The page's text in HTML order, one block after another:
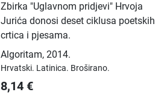
Zbirka "Uglavnom pridjevi" Hrvoja
Jurića donosi deset ciklusa poetskih
crtica i pjesama.
Algoritam,2014.
Hrvatski. Latinica. Broširano.
8,14 €